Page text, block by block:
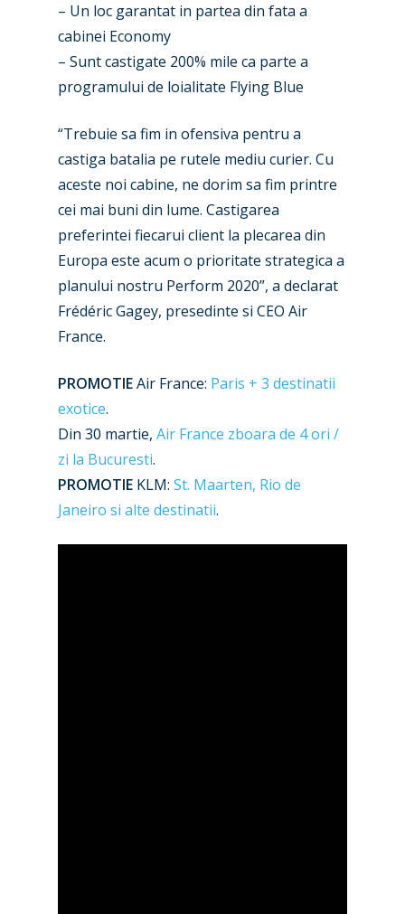
– Un loc garantat in partea din fata a
cabinei Economy
– Sunt castigate 200% mile ca parte a
programului de loialitate Flying Blue
“Trebuie sa fim in ofensiva pentru a
castiga batalia pe rutele mediu curier. Cu
aceste noi cabine, ne dorim sa fim printre
cei mai buni din lume. Castigarea
preferintei fiecarui client la plecarea din
Europa este acum o prioritate strategica a
planului nostru Perform 2020”, a declarat
Frédéric Gagey, presedinte si CEO Air
France.
PROMOTIEAir France: Paris + 3 destinatii
exotice.
Din 30 martie, Air France zboara de 4 ori /
zi la Bucuresti.
PROMOTIE KLM: St. Maarten, Rio de
Janeiro si alte destinatii.
New Routes
Industry
Accidents / Incidents
Airshows
Paris 2025
Farnborough 2024
Farnborough 2022
Dubai 2019
Business Jets
Military
Contact